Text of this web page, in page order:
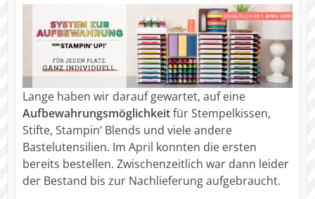
Lange haben wir darauf gewartet, auf eine
Aufbewahrungsmöglichkeitfür Stempelkissen,
Stifte, Stampin‘ Blends und viele andere
Bastelutensilien. Im April konnten die ersten
bereits bestellen. Zwischenzeitlich war dann leider
der Bestand bis zur Nachlieferung aufgebraucht.